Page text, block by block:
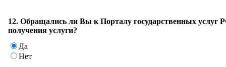
12. Обращались ли Вы к Порталу государственных услуг
получения услуги?
Да
Нет